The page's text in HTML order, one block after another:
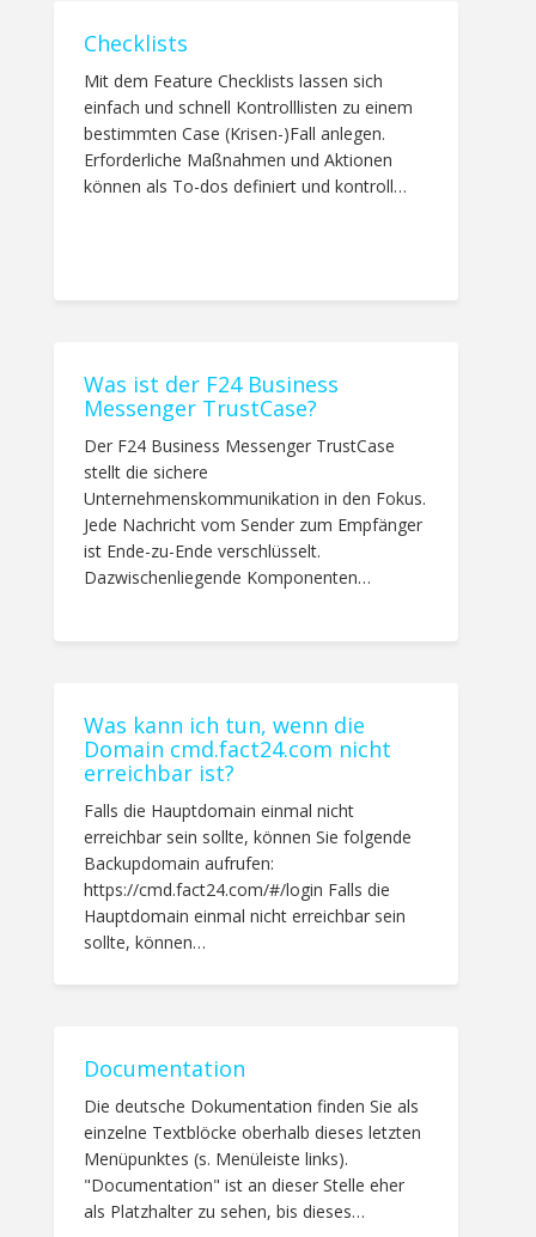
Checklists
Mit dem Feature Checklists lassen sich
einfach und schnell Kontrolllisten zu einem
bestimmten Case (Krisen-)Fall anlegen.
Erforderliche Maßnahmen und Aktionen
können als To-dos definiert und kontroll…
Was ist der F24 Business
Messenger TrustCase?
Der F24 Business Messenger TrustCase
stellt die sichere
Unternehmenskommunikation in den Fokus.
Jede Nachricht vom Sender zum Empfänger
ist Ende-zu-Ende verschlüsselt.
Dazwischenliegende Komponenten…
Was kann ich tun, wenn die
Domain cmd.fact24.com nicht
erreichbar ist?
Falls die Hauptdomain einmal nicht
erreichbar sein sollte, können Sie folgende
Backupdomain aufrufen:
https://cmd.fact24.com/#/login Falls die
Hauptdomain einmal nicht erreichbar sein
sollte, können…
Documentation
Die deutsche Dokumentation finden Sie als
einzelne Textblöcke oberhalb dieses letzten
Menüpunktes (s. Menüleiste links).
"Documentation" ist an dieser Stelle eher
als Platzhalter zu sehen, bis dieses…